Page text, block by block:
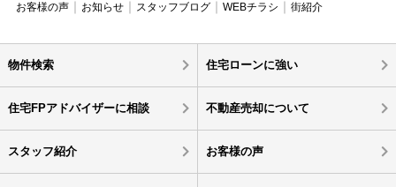
お客様の声 お知らせ スタッフブログ WEBチラシ 街紹介
物件検索 住宅ローンに強い
住宅FPアドバイザーに相談 不動産売却について
スタッフ紹介 お客様の声